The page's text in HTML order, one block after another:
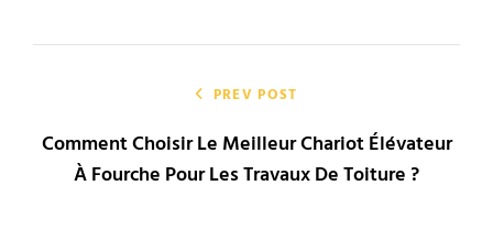
l’article
PREV POST
Comment Choisir Le Meilleur Chariot Élévateur
À Fourche Pour Les Travaux De Toiture ?